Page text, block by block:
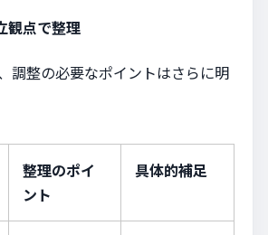
観点で整理
調整の必要なポイントはさらに明
整理のポイ
ント
具体的補足